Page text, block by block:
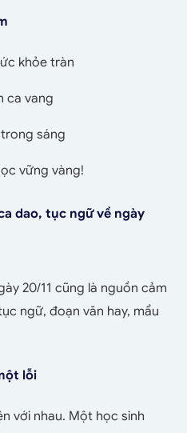
khỏe tràn
ca vang
sáng
vững vàng!
dao, tục ngữ về ngày
20/11 cũng là nguồn cảm
ngữ, đoạn văn hay, mẩu
lỗi
với nhau. Một học sinh